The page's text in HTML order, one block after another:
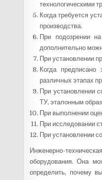
технологическими
Когда требуется
производства.
При подозрении
дополнительно
При установлении
Когда предписано
различных этапах
При установлении
ТУ, эталонным
При выполнении
При исследовании
При установлении
Инженерно-
оборудования. Она
определить, почему